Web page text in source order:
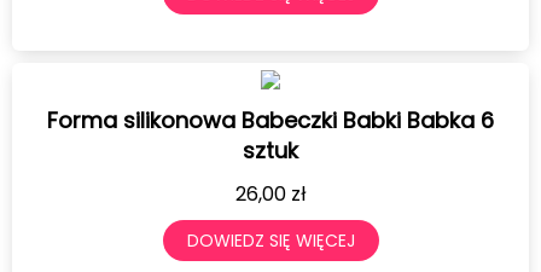
Forma silikonowa Babeczki Babki Babka 6
sztuk
26,00 zł
DOWIEDZ SIĘ WIĘCEJ